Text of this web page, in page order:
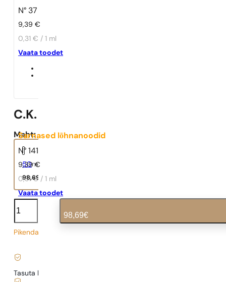
N° 37
9,39€
0,31 € / 1 ml
Vaata toodet
Sarnased lõhnanoodid
N° 141
9,39€
0,31 € / 1 ml
Vaata toodet
C.K. One
Maht:
50ml
98,69€
C.K.
One
kogus
98,69€
Pikendatud tarneaeg
Tasuta kohaletoimetamine alates